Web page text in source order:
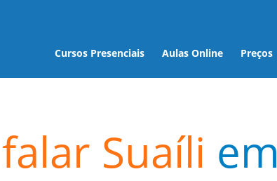
Cursos Presenciais Aulas Online Preços
Suaíli em